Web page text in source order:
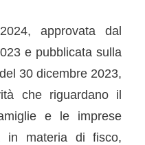
approvata dal
e pubblicata sulla
30 dicembre 2023,
che riguardano il
e le imprese
in materia di fisco,